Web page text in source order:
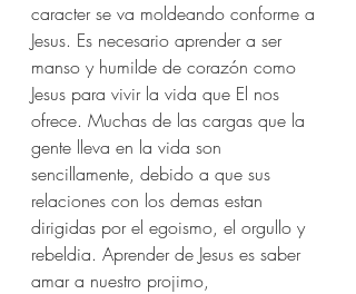
caracter se va moldeando conforme a
Jesus. Es necesario aprender a ser
manso y humilde de corazón como
Jesus para vivir la vida que El nos
ofrece. Muchas de las cargas que la
gente lleva en la vida son
sencillamente, debido a que sus
relaciones con los demas estan
dirigidas por el egoismo, el orgullo y
rebeldia. Aprender de Jesus es saber
amar a nuestro projimo,